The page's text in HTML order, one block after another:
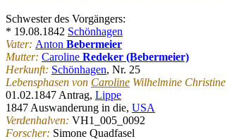
Schwester des Vorgängers:
* 19.08.1842 Schönhagen
Vater: Anton Bebermeier
Mutter: Caroline Redeker (Bebermeier)
Herkunft: Schönhagen, Nr. 25
Lebensphasen von Caroline Wilhelmine
01.02.1847 Antrag, Lippe
1847 Auswanderung in die, USA
Verdenhalven: VH1_005_0092
Forscher: Simone Quadfasel